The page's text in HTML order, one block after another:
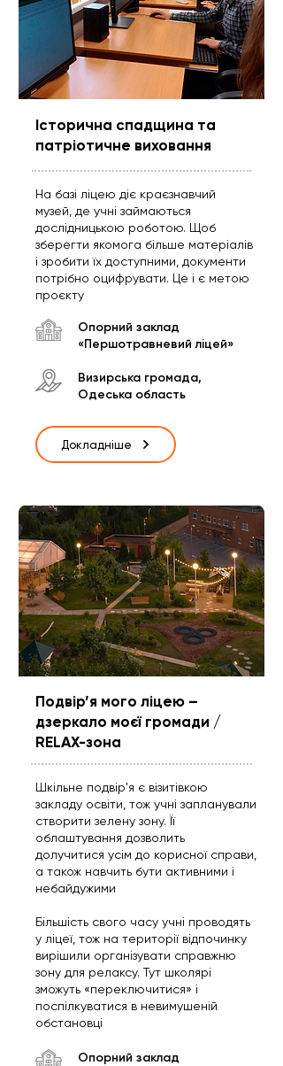
Історична спадщина та
патріотичне виховання
На базі ліцею діє краєзнавчий
музей, де учні займаються
дослідницькою роботою. Щоб
зберегти якомога більше матеріалів
і зробити їх доступними, документи
потрібно оцифрувати. Це і є метою
проєкту
Опорний заклад
«Першотравневий ліцей»
Визирська громада,
Одеська область
Докладніше
Подвір’я мого ліцею –
дзеркало моєї громади /
RELAX-зона
Шкільне подвір'я є візитівкою
закладу освіти, тож учні запланували
створити зелену зону. Її
облаштування дозволить
долучитися усім до корисної справи,
а також навчить бути активними і
небайдужими
Більшість свого часу учні проводять
у ліцеї, тож на території відпочинку
вирішили організувати справжню
зону для релаксу. Тут школярі
зможуть «переключитися» і
поспілкуватися в невимушеній
обстановці
Опорний заклад